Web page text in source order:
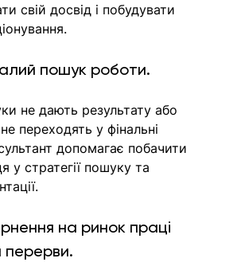
свій досвід і побудувати
пошук роботи.
не дають результату або
переходять у фінальні
допомагає побачити
у стратегії пошуку та
на ринок праці
перерви.